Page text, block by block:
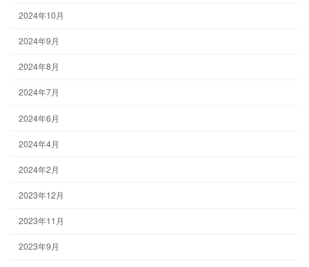
2024年10月
2024年9月
2024年8月
2024年7月
2024年6月
2024年4月
2024年2月
2023年12月
2023年11月
2023年9月